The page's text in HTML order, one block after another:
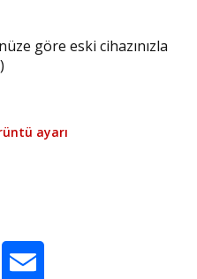
göre eski cihazınızla
ayarı